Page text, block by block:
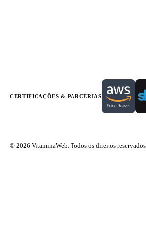
CERTIFICAÇÕES & PARCERIAS
© 2026 VitaminaWeb. Todos os direitos reservados.